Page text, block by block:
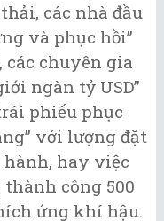
các nhà đầu
và phục hồi”
các chuyên gia
ngàn tỷ USD”
phiếu phục
với lượng đặt
hay việc
công 500
ứng khí hậu.